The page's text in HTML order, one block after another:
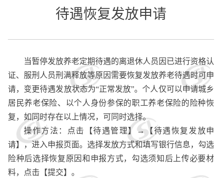
待遇恢复发放申请
当暂停发放养老定期待遇的离退休人员因已进行资格认
证、服刑人员刑满释放等原因需要恢复发放养老待遇时可申
请，变更待遇发放状态为“正常发放”。个人仅可以申请城乡
居民养老保险、以个人身份参保的职工养老保险的险种恢
复，如同时存在以上情况，可同时选择。
操作方法 ： 点击【待遇管理】 →【待遇恢复发放申
请】，进入申报页面。选择发放方式和填写银行信息，勾选
险种后选择恢复原因和申报方式，勾选须知后上传必要材
料，点击 【提交】 。